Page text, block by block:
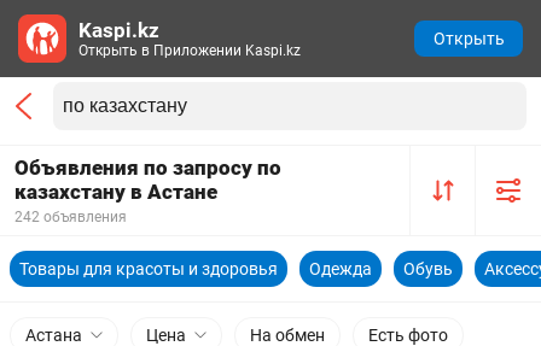
Объявления по запросу по
казахстану в Астане
242 объявления
Товары для красоты и здоровья Одежда Обувь
Астана Цена На обмен Есть фото
Kaspi.kz
Открыть в Приложении Kaspi.kz
Открыть